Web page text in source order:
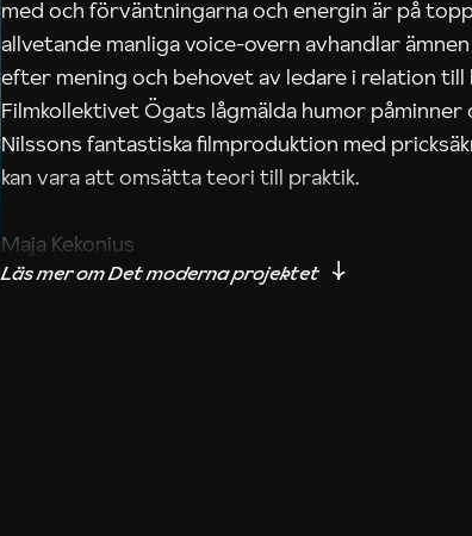
med och förväntningarna och energin är på
allvetande manliga voice-overn avhandlar
efter mening och behovet av ledare i relation till
Filmkollektivet Ögats lågmälda humor
Nilssons fantastiska filmproduktion med
kan vara att omsätta teori till praktik.
Maja Kekonius